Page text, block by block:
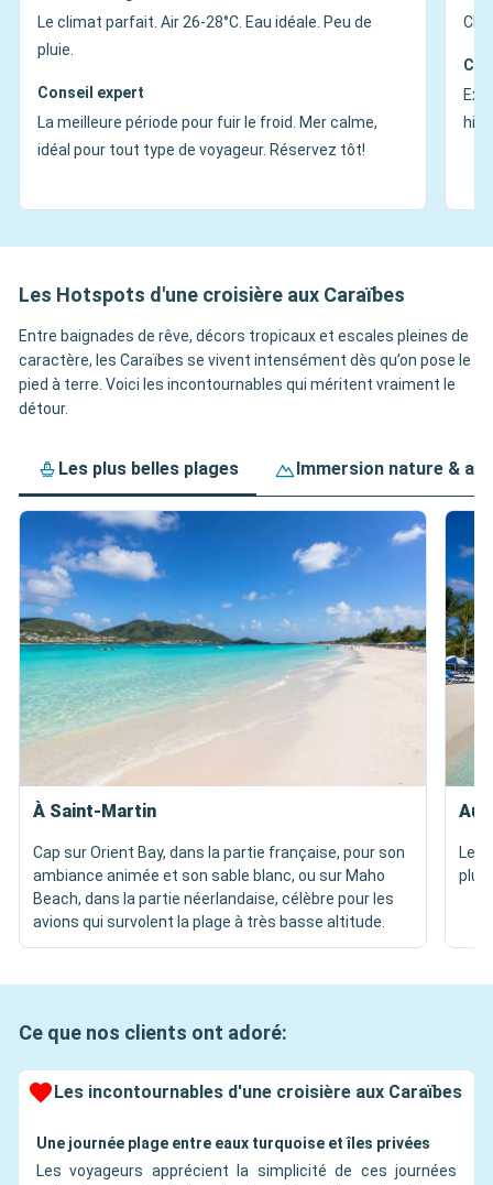
Le climat parfait. Air 26-28°C. Eau idéale. Peu de
pluie.
Conseil expert
La meilleure période pour fuir le froid. Mer calme,
idéal pour tout type de voyageur. Réservez tôt!
Les Hotspots d'une croisière aux Caraïbes
Entre baignades de rêve, décors tropicaux et escales pleines de
caractère, les Caraïbes se vivent intensément dès qu’on pose le
pied à terre. Voici les incontournables qui méritent vraiment le
détour.
Les plus belles plages Immersion nature &
À Saint-Martin
Cap sur Orient Bay, dans la partie française, pour son
ambiance animée et son sable blanc, ou sur Maho
Beach, dans la partie néerlandaise, célèbre pour les
avions qui survolent la plage à très basse altitude.
Les
plus
Ce que nos clients ont adoré:
Les incontournables d'une croisière aux Caraïbes
Une journée plage entre eaux turquoise et îles privées
Les voyageurs apprécient la simplicité de ces journées